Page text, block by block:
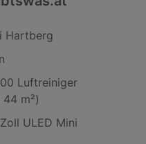
Hartberg
Luftreiniger
m²)
ULED Mini